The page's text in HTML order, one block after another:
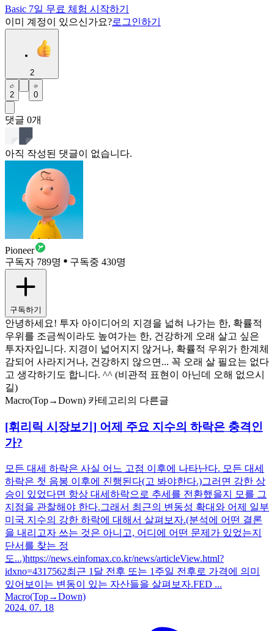
Basic 7일 무료 체험 시작하기
이미 계정이 있으신가요?로그인하기
2
2 0
댓글 0개
아직 작성된 댓글이 없습니다.
Pioneer
구독자 789명
구독중 430명
구독하기
안녕하세요! 투자 아이디어의 지경을 넓혀 나가는 한, 확률적
우위를 조금씩이라도 높여가는 한, 건강하게 오래 살고 싶은
투자자입니다. 지경이 넓어지지 않거나, 확률적 우위가 한계체
감되어 사라지거나, 건강하지 않으면... 꼭 오래 살 필요는 없다
고 생각하기도 합니다. ^^ (비관적 표현이 아닌데 오해 없으시
길)
Macro(Top→Down) 카테고리의 다른글
[휘리릭 시장보기] 어제 주요 지수의 하락은 충격인
가?
모든 대세 하락은 사실 어느 고점 이후에 나타난다. 모든 대세
하락은 첫 음봉 이후에 진행된다(고 봐야한다.)그러면 강한 상
승이 있었다면 항상 대세하락으로 추세를 전환했을지 모를 그
지점을 관찰해야 한다.그래서 최근의 변동성 확대와 어제 일부
미국 지수의 강한 하락에 대해서 살펴보자.(분석에 어떤 결론
을 내리고자 쓰는 것은 아니고, 어디에 어떤 문제가 있었는지
단서를 찾는 정
도...)https://news.einfomax.co.kr/news/articleView.html?
idxno=4317562최근 1달 전후 또는 1주일 전후로 가격에 의미
있어보이는 변동이 있는 자산들을 살펴보자.FED ...
Macro(Top→Down)
2024. 07. 18